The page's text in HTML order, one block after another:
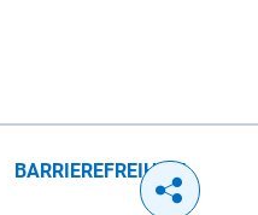
BARRIEREFREIHEIT